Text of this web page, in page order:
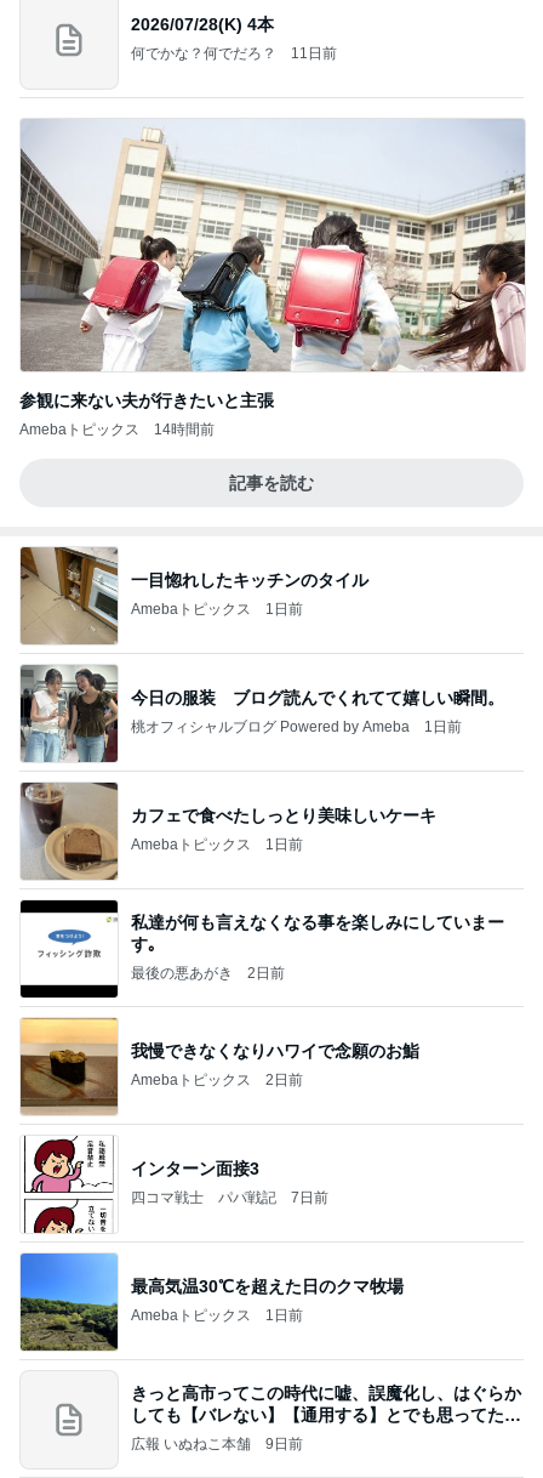
2026/07/28(K) 4本
何でかな？何でだろ？ 11日前
参観に来ない夫が行きたいと主張
Amebaトピックス 14時間前
記事を読む
一目惚れしたキッチンのタイル
Amebaトピックス 1日前
今日の服装 ブログ読んでくれてて嬉しい瞬間。
桃オフィシャルブログ Powered by Ameba 1日前
カフェで食べたしっとり美味しいケーキ
Amebaトピックス 1日前
私達が何も言えなくなる事を楽しみにしていまー
す｡
最後の悪あがき 2日前
我慢できなくなりハワイで念願のお鮨
Amebaトピックス 2日前
インターン面接3
四コマ戦士 パパ戦記 7日前
最高気温30℃を超えた日のクマ牧場
Amebaトピックス 1日前
きっと高市ってこの時代に嘘、誤魔化し、はぐらか
しても【バレない】【通用する】とでも思ってたん
だろ
広報 いぬねこ本舗 9日前